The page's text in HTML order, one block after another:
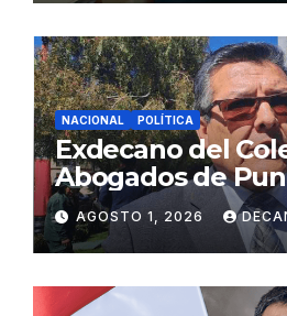
NACIONAL POLÍTICA
Exdecano del
Abogados de
propuestas
ciudadana
AGOSTO 1, 2026